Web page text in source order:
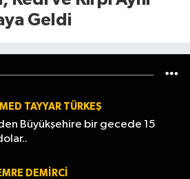
Geldi
TAYYAR TÜRKEŞ
Büyükşehire bir gecede 15
DEMIRCI